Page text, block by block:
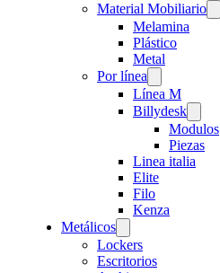
Material Mobiliario
Melamina
Plástico
Metal
Por línea
Línea M
Billydesk
Modulos
Piezas
Linea italia
Elite
Filo
Kenza
Metálicos
Lockers
Escritorios